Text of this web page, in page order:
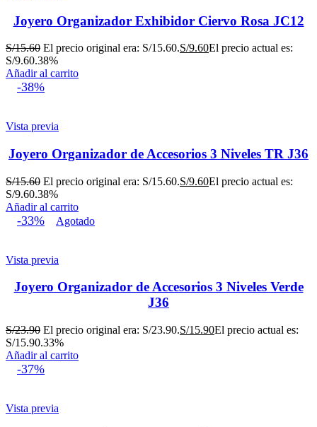
Joyero Organizador Exhibidor Ciervo Rosa JC12
S/15.60 El precio original era: S/15.60.S/9.60El precio actual es:
S/9.60.38%
Añadir al carrito
-38%
Vista previa
Joyero Organizador de Accesorios 3 Niveles TR J36
S/15.60 El precio original era: S/15.60.S/9.60El precio actual es:
S/9.60.38%
Añadir al carrito
-33% Agotado
Vista previa
Joyero Organizador de Accesorios 3 Niveles Verde
J36
S/23.90 El precio original era: S/23.90.S/15.90El precio actual es:
S/15.90.33%
Añadir al carrito
-37%
Vista previa